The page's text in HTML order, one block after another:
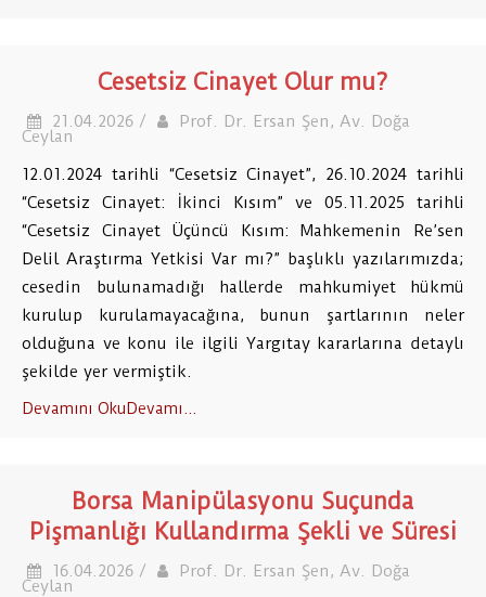
Cesetsiz Cinayet Olur mu?
21.04.2026 / Prof. Dr. Ersan Şen, Av. Doğa
Ceylan
12.01.2024 tarihli “Cesetsiz Cinayet”, 26.10.2024 tarihli
“Cesetsiz Cinayet: İkinci Kısım” ve 05.11.2025 tarihli
“Cesetsiz Cinayet Üçüncü Kısım: Mahkemenin Re’sen
Delil Araştırma Yetkisi Var mı?” başlıklı yazılarımızda;
cesedin bulunamadığı hallerde mahkumiyet hükmü
kurulup kurulamayacağına, bunun şartlarının neler
olduğuna ve konu ile ilgili Yargıtay kararlarına detaylı
şekilde yer vermiştik.
Devamını OkuDevamı...
Borsa Manipülasyonu Suçunda
Pişmanlığı Kullandırma Şekli ve Süresi
16.04.2026 / Prof. Dr. Ersan Şen, Av. Doğa
Ceylan